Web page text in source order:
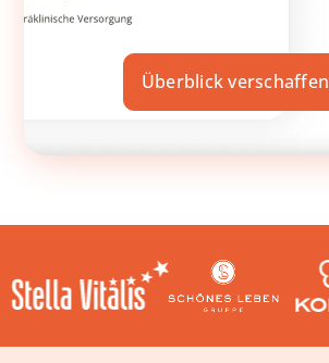
Überblick verschaffen